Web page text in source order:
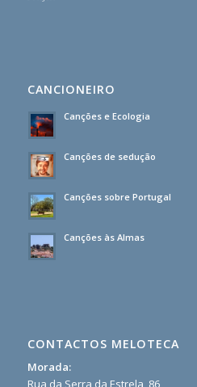
CANCIONEIRO
Canções e Ecologia
Canções de sedução
Canções sobre Portugal
Canções às Almas
CONTACTOS MELOTECA
Morada:
Rua da Serra da Estrela, 86